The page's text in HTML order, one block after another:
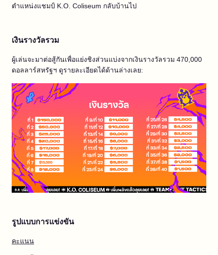
ตำแหน่งแชมป์ K.O. Coliseum กลับบ้านไป
เงินรางวัลรวม
ผู้เล่นจะมาต่อสู้กันเพื่อแย่งชิงส่วนแบ่งจากเงินรางวัลรวม 470,000
ดอลลาร์สหรัฐฯ ดูรายละเอียดได้ด้านล่างเลย:
รูปแบบการแข่งขัน
คะแนน